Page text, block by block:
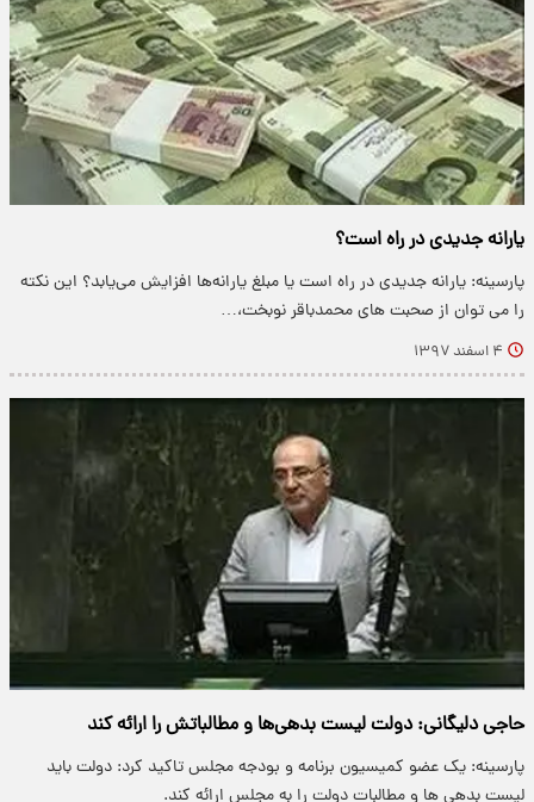
یارانه جدیدی در راه است؟
پارسینه: یارانه جدیدی در راه است یا مبلغ یارانه‌ها افزایش می‌یابد؟ این نکته
را می توان از صحبت های محمدباقر نوبخت،…
۴ اسفند ۱۳۹۷
حاجی دلیگانی: دولت لیست بدهی‌ها و مطالباتش را ارائه کند
پارسینه: یک عضو کمیسیون برنامه و بودجه مجلس تاکید کرد: دولت باید
لیست بدهی ها و مطالبات دولت را به مجلس ارائه کند.